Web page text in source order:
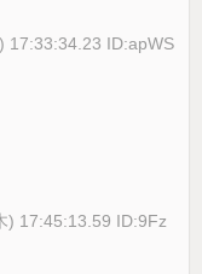
17:33:34.23 ID:apWS
) 17:45:13.59 ID:9Fz